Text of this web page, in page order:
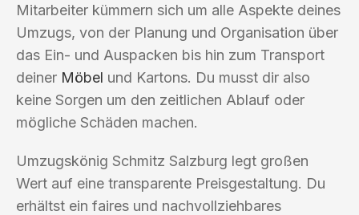
Mitarbeiter kümmern sich um alle Aspekte deines
Umzugs, von der Planung und Organisation über
das Ein- und Auspacken bis hin zum Transport
deiner Möbel und Kartons. Du musst dir also
keine Sorgen um den zeitlichen Ablauf oder
mögliche Schäden machen.
Umzugskönig Schmitz Salzburg legt großen
Wert auf eine transparente Preisgestaltung. Du
erhältst ein faires und nachvollziehbares